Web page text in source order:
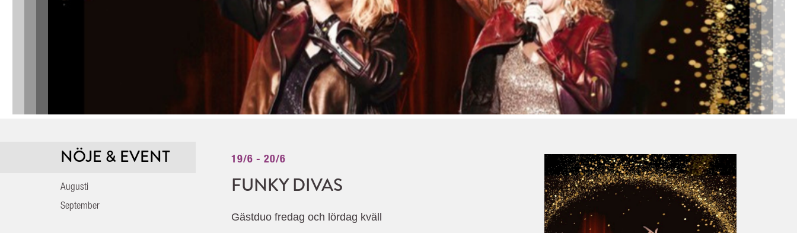
NÖJE & EVENT
Augusti
September
19/6 - 20/6
FUNKY DIVAS
Gästduo fredag och lördag kväll